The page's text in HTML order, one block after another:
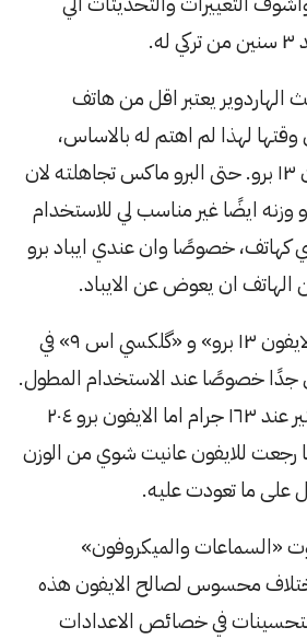
الهاردوير يعتبر اقل من هاتف
لهذا لم اهتم له بالاساس،
ومباشرة ذهبت للايفون ١٣ برو. حتى البرو ماكس تجاهلته لان
وزنه ايضًا غير مناسب لي للاستخدام
كهاتف، خصوصًا وان عندي ايباد برو
ان يعوض عن الايباد.
من حيث الوزن بين «الايفون ١٣ برو» و «گلكسي اس ٩» في
خصوصًا عند الاستخدام المطول.
الگلكسي كان اخف بكثير عند ١٦٣ جرام اما الايفون برو ٢٠٤
رجعت للايفون عانيت شوي من الوزن
على ما تعودت عليه.
«السماعات والميكروفون»
محسوس لصالح الايفون هذه
في خصائص الاعدادات